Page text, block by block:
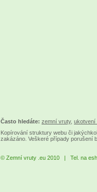
Často hledáte: zemní vruty, ukotvení
Kopírování struktury webu či
zakázáno. Veškeré případy porušení
© Zemní vruty .eu 2010 | Tel. na